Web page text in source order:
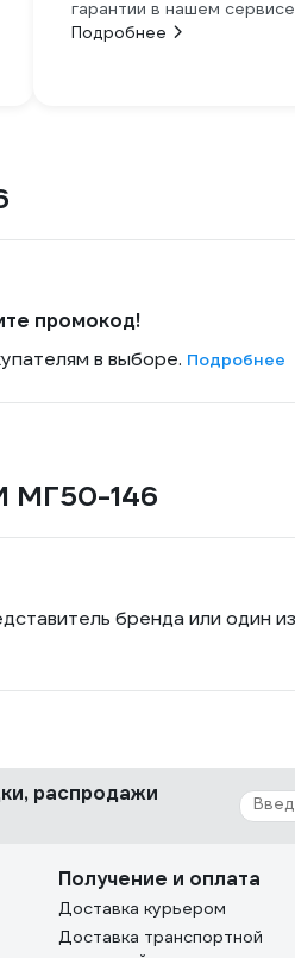
гарантии в нашем сервисе
Подробнее
промокод!
в выборе. Подробнее
МГ50-146
бренда или один из
распродажи
Получение и оплата
Доставка курьером
Доставка транспортной